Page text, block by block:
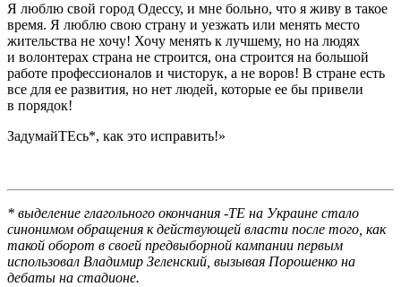
Я люблю свой город Одессу, и мне больно, что я живу в такое
время. Я люблю свою страну и уезжать или менять место
жительства не хочу! Хочу менять к лучшему, но на людях
и волонтерах страна не строится, она строится на большой
работе профессионалов и чисторук, а не воров! В стране есть
все для ее развития, но нет людей, которые ее бы привели
в порядок!
ЗадумайТЕсь*, как это исправить!»
* выделение глагольного окончания -ТЕ на Украине стало
синонимом обращения к действующей власти после того, как
такой оборот в своей предвыборной кампании первым
использовал Владимир Зеленский, вызывая Порошенко на
дебаты на стадионе.